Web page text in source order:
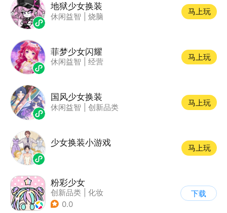
地狱少女换装
休闲益智 烧脑
马上玩
菲梦少女闪耀
休闲益智 经营
马上玩
国风少女换装
休闲益智 创新品类
马上玩
少女换装小游戏
马上玩
粉彩少女
创新品类
化妆
| 女性向
0.0
下载